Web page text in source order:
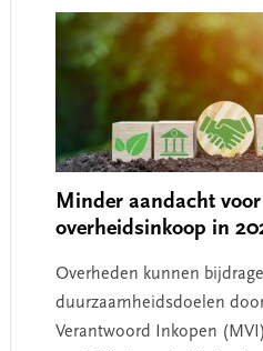
Minder aandacht
overheidsinkoop in
Overheden kunnen
duurzaamheidsdoelen
Verantwoord Inkopen